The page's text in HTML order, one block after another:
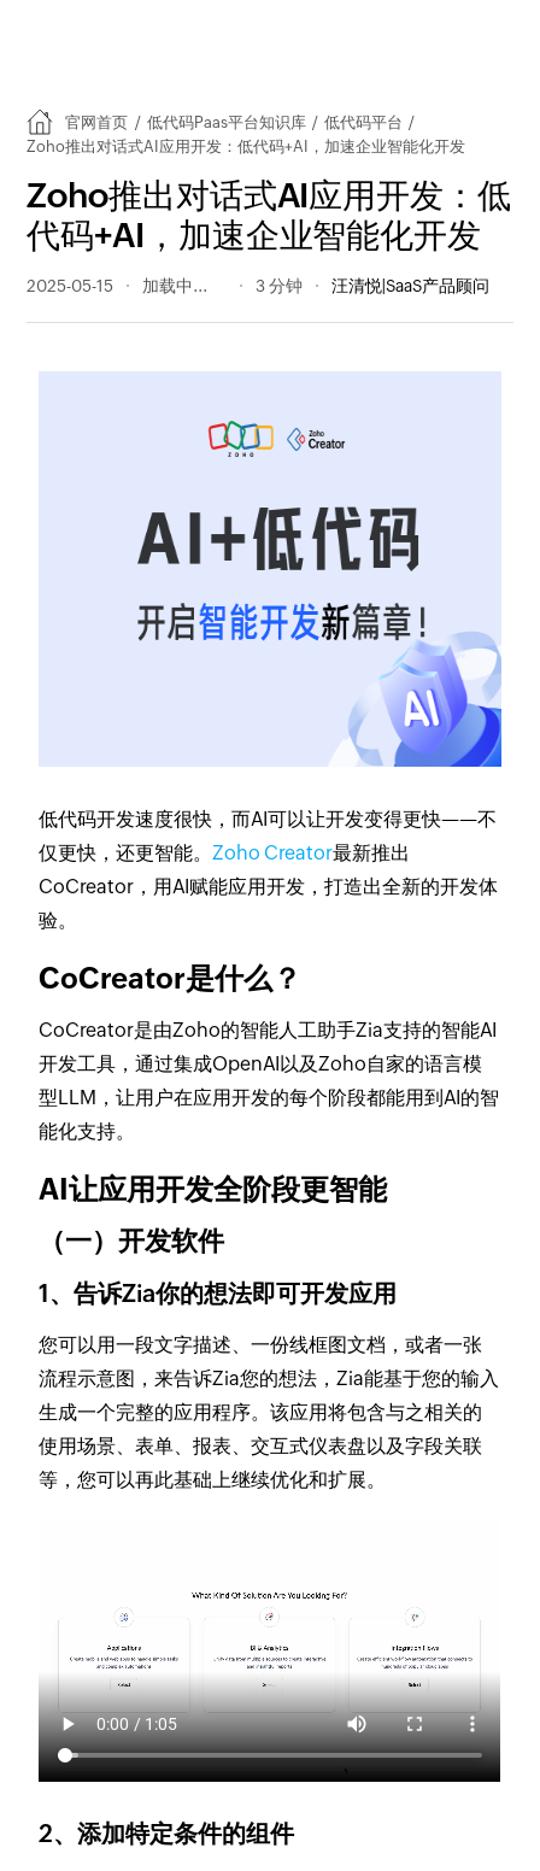
官网首页 / 低代码Paas平台知识库 / 低代码平台 /
Zoho推出对话式AI应用开发：低代码+AI，加速企业智能化开发
Zoho推出对话式AI应用开发：低
代码+AI，加速企业智能化开发
2025-05-15 305 阅读量 3 分钟 汪清悦|SaaS产品顾问
低代码开发速度很快，而AI可以让开发变得更快——不
仅更快，还更智能。Zoho Creator最新推出
CoCreator，用AI赋能应用开发，打造出全新的开发体
验。
CoCreator是什么？
CoCreator是由Zoho的智能人工助手Zia支持的智能AI
开发工具，通过集成OpenAI以及Zoho自家的语言模
型LLM，让用户在应用开发的每个阶段都能用到AI的智
能化支持。
AI让应用开发全阶段更智能
（一）开发软件
1、告诉Zia你的想法即可开发应用
您可以用一段文字描述、一份线框图文档，或者一张
流程示意图，来告诉Zia您的想法，Zia能基于您的输入
生成一个完整的应用程序。该应用将包含与之相关的
使用场景、表单、报表、交互式仪表盘以及字段关联
等，您可以再此基础上继续优化和扩展。
2、添加特定条件的组件